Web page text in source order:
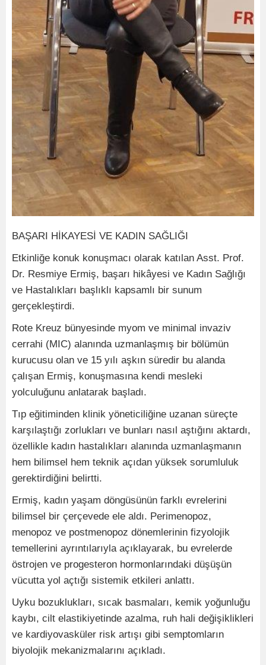
BAŞARI HİKAYESİ VE KADIN SAĞLIĞI
Etkinliğe konuk konuşmacı olarak katılan Asst. Prof.
Dr. Resmiye Ermiş, başarı hikâyesi ve Kadın Sağlığı
ve Hastalıkları başlıklı kapsamlı bir sunum
gerçekleştirdi.
Rote Kreuz bünyesinde myom ve minimal invaziv
cerrahi (MIC) alanında uzmanlaşmış bir bölümün
kurucusu olan ve 15 yılı aşkın süredir bu alanda
çalışan Ermiş, konuşmasına kendi mesleki
yolculuğunu anlatarak başladı.
Tıp eğitiminden klinik yöneticiliğine uzanan süreçte
karşılaştığı zorlukları ve bunları nasıl aştığını aktardı,
özellikle kadın hastalıkları alanında uzmanlaşmanın
hem bilimsel hem teknik açıdan yüksek sorumluluk
gerektirdiğini belirtti.
Ermiş, kadın yaşam döngüsünün farklı evrelerini
bilimsel bir çerçevede ele aldı. Perimenopoz,
menopoz ve postmenopoz dönemlerinin fizyolojik
temellerini ayrıntılarıyla açıklayarak, bu evrelerde
östrojen ve progesteron hormonlarındaki düşüşün
vücutta yol açtığı sistemik etkileri anlattı.
Uyku bozuklukları, sıcak basmaları, kemik yoğunluğu
kaybı, cilt elastikiyetinde azalma, ruh hali değişiklikleri
ve kardiyovasküler risk artışı gibi semptomların
biyolojik mekanizmalarını açıkladı.